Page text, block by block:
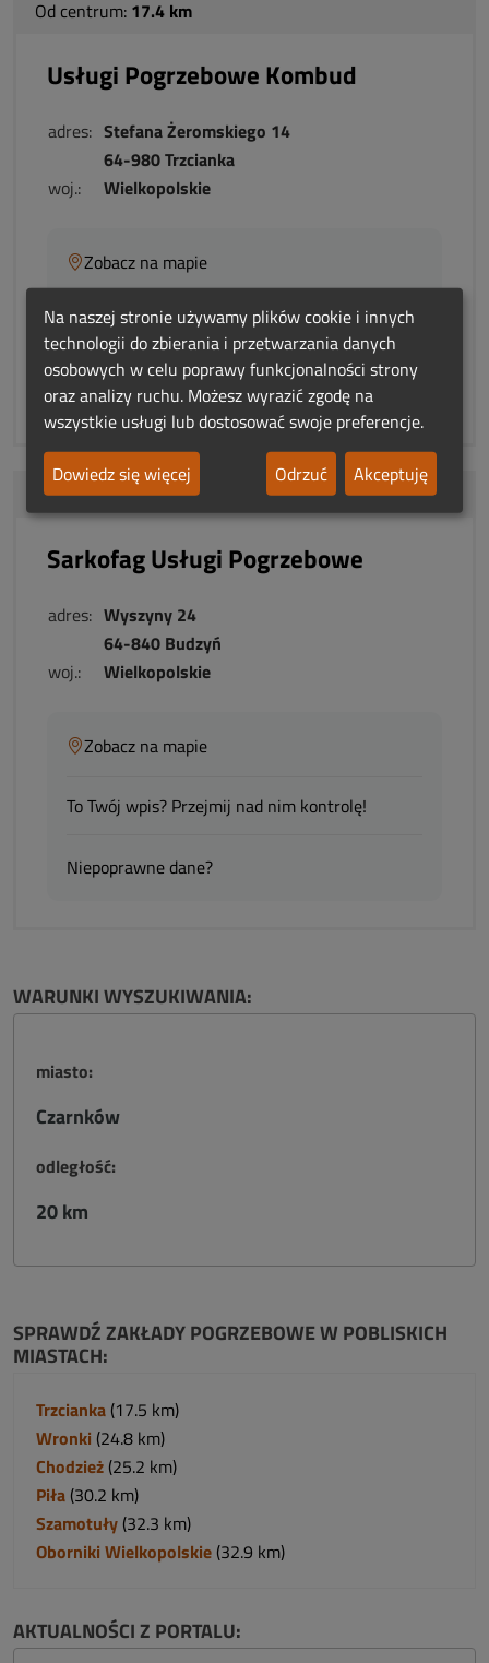
Od centrum: 17.4 km
Usługi Pogrzebowe Kombud
adres: Stefana Żeromskiego 14
64-980 Trzcianka
woj.:
Wielkopolskie
Zobacz na mapie
To Twój wpis? Przejmij nad nim kontrolę!
Niepoprawne dane?
Od centrum:19.6 km
Sarkofag Usługi Pogrzebowe
adres: Wyszyny 24
64-840 Budzyń
woj.:
Wielkopolskie
Zobacz na mapie
To Twój wpis? Przejmij nad nim kontrolę!
Niepoprawne dane?
WARUNKI WYSZUKIWANIA:
miasto:
Czarnków
odległość:
20 km
SPRAWDŹ ZAKŁADY POGRZEBOWE W POBLISKICH
MIASTACH:
Trzcianka (17.5 km)
Wronki (24.8 km)
Chodzież (25.2 km)
Piła (30.2 km)
Szamotuły (32.3 km)
Oborniki Wielkopolskie (32.9 km)
AKTUALNOŚCI Z PORTALU:
Na naszej stronie używamy plików cookie i innych
technologii do zbierania i przetwarzania danych
osobowych w celu poprawy funkcjonalności strony
oraz analizy ruchu. Możesz wyrazić zgodę na
wszystkie usługi lub dostosować swoje preferencje.
Dowiedz się więcej
Odrzuć Akceptuję